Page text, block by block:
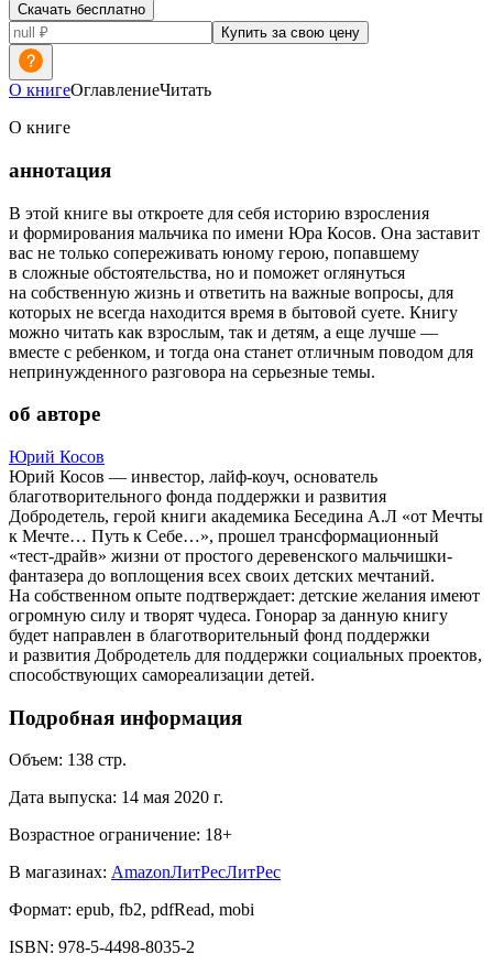
Скачать бесплатно
Купить за свою цену
О книгеОглавлениеЧитать
О книге
аннотация
В этой книге вы откроете для себя историю взросления
и формирования мальчика по имени Юра Косов. Она заставит
вас не только сопереживать юному герою, попавшему
в сложные обстоятельства, но и поможет оглянуться
на собственную жизнь и ответить на важные вопросы, для
которых не всегда находится время в бытовой суете. Книгу
можно читать как взрослым, так и детям, а еще лучше —
вместе с ребенком, и тогда она станет отличным поводом для
непринужденного разговора на серьезные темы.
об авторе
Юрий Косов
Юрий Косов — инвестор, лайф-коуч, основатель
благотворительного фонда поддержки и развития
Добродетель, герой книги академика Беседина А.Л «от Мечты
к Мечте… Путь к Себе…», прошел трансформационный
«тест-драйв» жизни от простого деревенского мальчишки-
фантазера до воплощения всех своих детских мечтаний.
На собственном опыте подтверждает: детские желания имеют
огромную силу и творят чудеса. Гонорар за данную книгу
будет направлен в благотворительный фонд поддержки
и развития Добродетель для поддержки социальных проектов,
способствующих самореализации детей.
Подробная информация
Объем: 138 стр.
Дата выпуска: 14 мая 2020 г.
Возрастное ограничение: 18+
В магазинах: AmazonЛитРесЛитРес
Формат: epub, fb2, pdfRead, mobi
ISBN: 978-5-4498-8035-2